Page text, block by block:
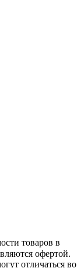
товаров в
офертой.
отличаться во